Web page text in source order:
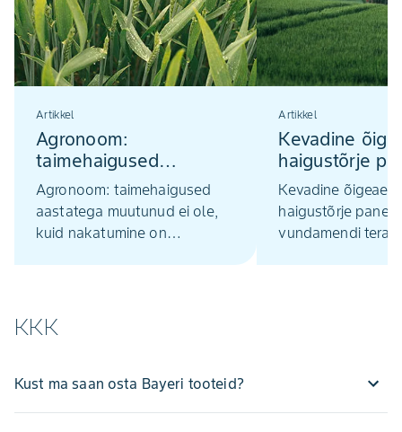
Artikkel
Agronoom:
taimehaigused
aastatega muutunud ei
ole, kuid nakatumine
on intensiivsem
Agronoom: taimehaigused
aastatega muutunud ei ole,
kuid nakatumine on
Artikkel
Kevadine
haigustõrje
vundamendi
edasisele
Kevadine
haigustõrje paneb
vundamendi
KKK
Kust ma saan osta Bayeri tooteid?